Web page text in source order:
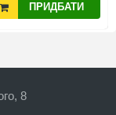
ПРИДБАТИ
8